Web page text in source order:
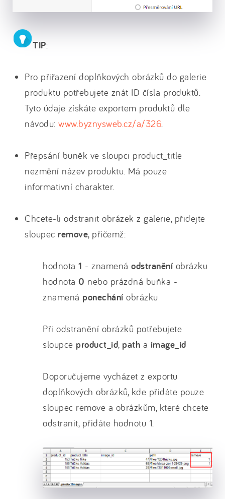
TIP:
Pro přiřazení doplňkových obrázků do galerie
produktu potřebujete znát ID čísla produktů.
Tyto údaje získáte exportem produktů dle
návodu: www.byznysweb.cz/a/326.
Přepsání buněk ve sloupci product_title
nezmění název produktu. Má pouze
informativní charakter.
Chcete-li odstranit obrázek z galerie, přidejte
sloupec remove, přičemž:
hodnota 1 - znamená odstranění obrázku
hodnota 0 nebo prázdná buňka -
znamená ponechání obrázku
Při odstranění obrázků potřebujete
sloupce product_id, path a image_id
Doporučujeme vycházet z exportu
doplňkových obrázků, kde přidáte pouze
sloupec remove a obrázkům, které chcete
odstranit, přidáte hodnotu 1.